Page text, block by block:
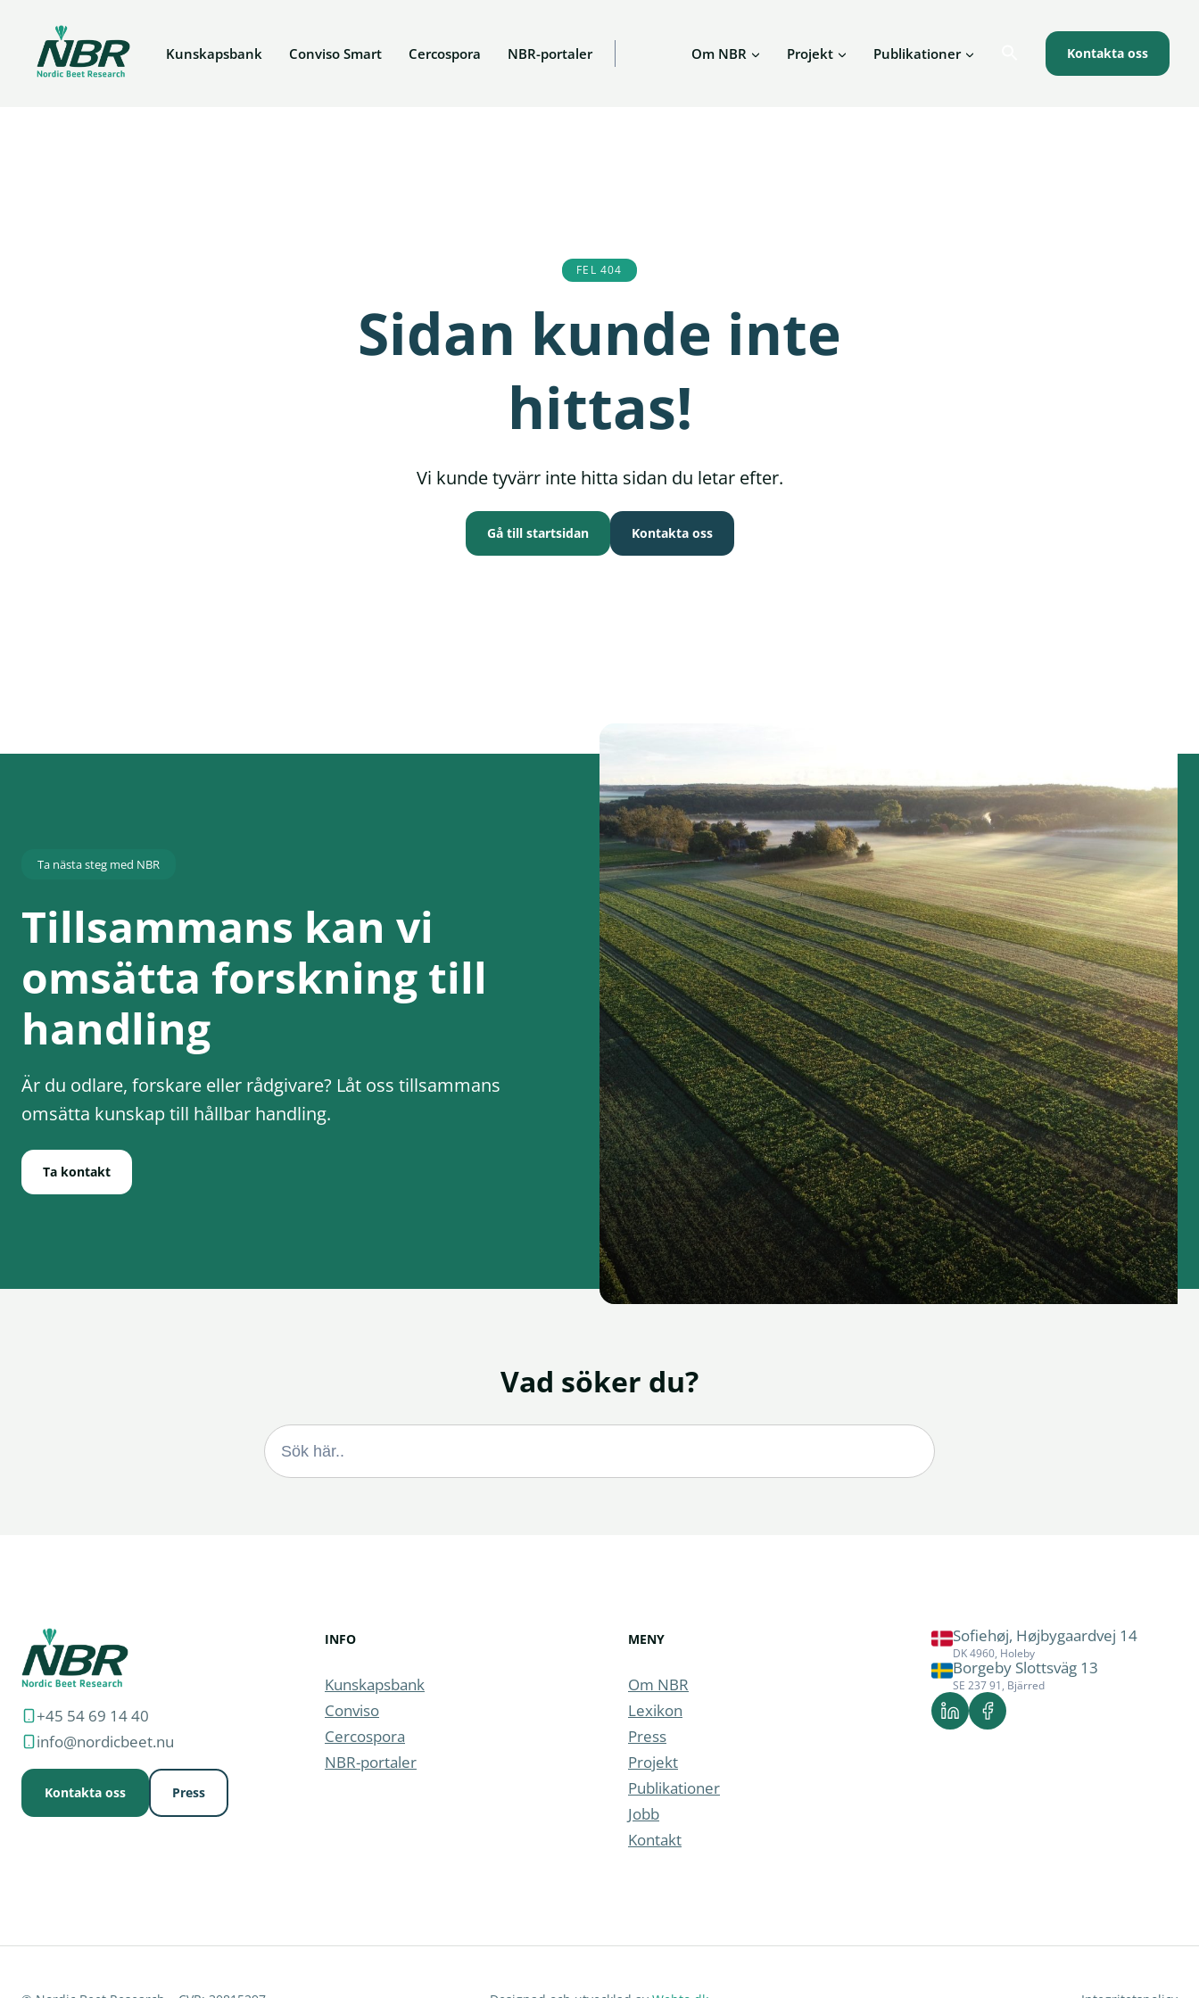
content
Kunskapsbank Conviso Smart Cercospora NBR-portaler Om NBR Projekt Publikationer Kontakta oss
FEL 404
Sidan kunde inte
hittas!
Vi kunde tyvärr inte hitta sidan du letar efter.
Gå till startsidan Kontakta oss
Ta nästa steg med NBR
Tillsammans kan vi
omsätta forskning till
handling
Är du odlare, forskare eller rådgivare? Låt oss tillsammans
omsätta kunskap till hållbar handling.
Ta kontakt
Vad söker du?
Sök
efter:
+45 54 69 14 40
info@nordicbeet.nu
Kontakta oss Press
INFO
Kunskapsbank
Conviso
Cercospora
NBR-portaler
MENY
Om NBR
Lexikon
Press
Projekt
Publikationer
Jobb
Kontakt
Sofiehøj, Højbygaardvej 14
DK 4960, Holeby
Borgeby Slottsväg 13
SE 237 91, Bjärred